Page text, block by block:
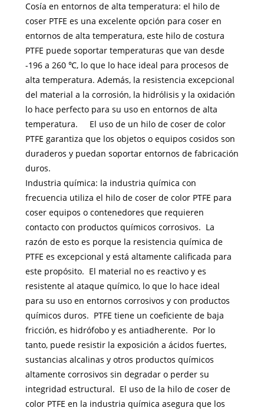
Cosía en entornos de alta temperatura: el hilo de
coser PTFE es una excelente opción para coser en
entornos de alta temperatura, este hilo de costura
PTFE puede soportar temperaturas que van desde
-196 a 260 ℃, lo que lo hace ideal para procesos de
alta temperatura. Además, la resistencia excepcional
del material a la corrosión, la hidrólisis y la oxidación
lo hace perfecto para su uso en entornos de alta
temperatura. El uso de un hilo de coser de color
PTFE garantiza que los objetos o equipos cosidos son
duraderos y puedan soportar entornos de fabricación
duros.
Industria química: la industria química con
frecuencia utiliza el hilo de coser de color PTFE para
coser equipos o contenedores que requieren
contacto con productos químicos corrosivos. La
razón de esto es porque la resistencia química de
PTFE es excepcional y está altamente calificada para
este propósito. El material no es reactivo y es
resistente al ataque químico, lo que lo hace ideal
para su uso en entornos corrosivos y con productos
químicos duros. PTFE tiene un coeficiente de baja
fricción, es hidrófobo y es antiadherente. Por lo
tanto, puede resistir la exposición a ácidos fuertes,
sustancias alcalinas y otros productos químicos
altamente corrosivos sin degradar o perder su
integridad estructural. El uso de la hilo de coser de
color PTFE en la industria química asegura que los